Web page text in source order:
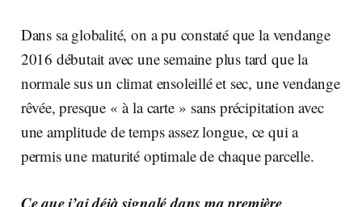
Dans sa globalité, on a pu constaté que la vendange
2016 débutait avec une semaine plus tard que la
normale sus un climat ensoleillé et sec, une vendange
rêvée, presque « à la carte » sans précipitation avec
une amplitude de temps assez longue, ce qui a
permis une maturité optimale de chaque parcelle.